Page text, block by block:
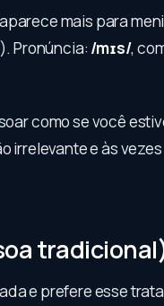
mais para
Pronúncia: /mɪs/,
como se você
irrelevante e às
e prefere esse